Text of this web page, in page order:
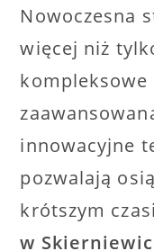
Nowoczesna
więcej niż
kompleksowe
innowacyjne
pozwalają
krótszym
w